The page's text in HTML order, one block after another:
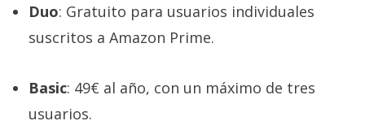
Duo: Gratuito para usuarios individuales
suscritos a Amazon Prime.
Basic: 49€ al año, con un máximo de tres
usuarios.